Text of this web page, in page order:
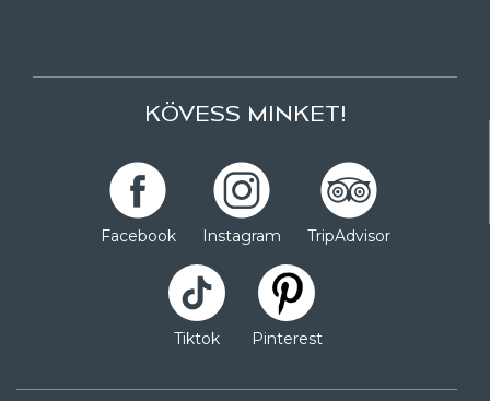
KÖVESS MINKET!
Facebook Instagram TripAdvisor
Tiktok Pinterest